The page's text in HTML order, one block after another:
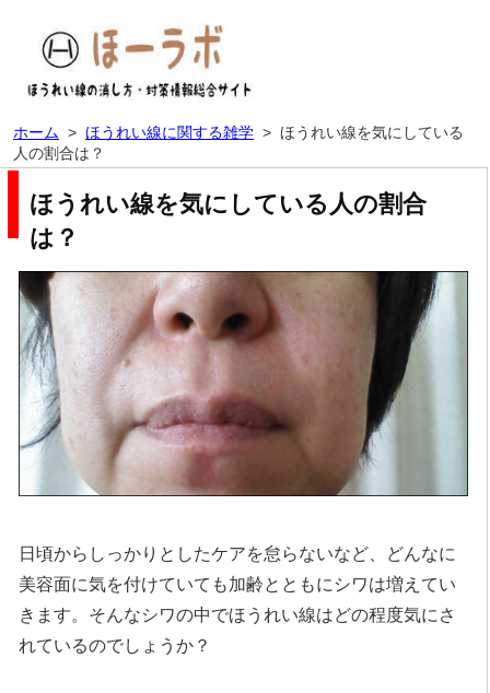
ホーム > ほうれい線に関する雑学 > ほうれい線を気にしている
人の割合は？
ほうれい線を気にしている人の割合
は？
日頃からしっかりとしたケアを怠らないなど、どんなに
美容面に気を付けていても加齢とともにシワは増えてい
きます。そんなシワの中でほうれい線はどの程度気にさ
れているのでしょうか？